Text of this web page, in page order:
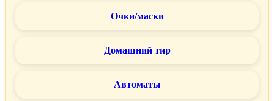
Очки/маски
Домашний тир
Автоматы